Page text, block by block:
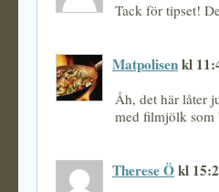
Tack för tipset!
Matpolisenkl
Åh, det här låter
med filmjölk som
Therese Ökl